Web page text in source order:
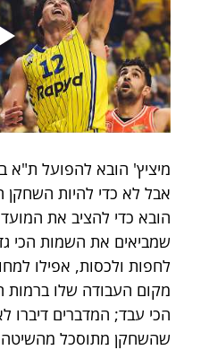
מיציץ' הובא להפועל ת"א
אבל לא כדי להיות השחקן
הובא כדי להציב את
שמביאים את השמות הכי
לחפות ולכסות, אפילו
מקום העבודה שלו ברמות
הכי עבד; המדברים דיברו
שהשחקן מתוסכל